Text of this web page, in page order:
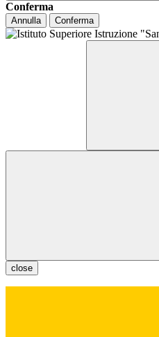
Conferma
Annulla Conferma
close